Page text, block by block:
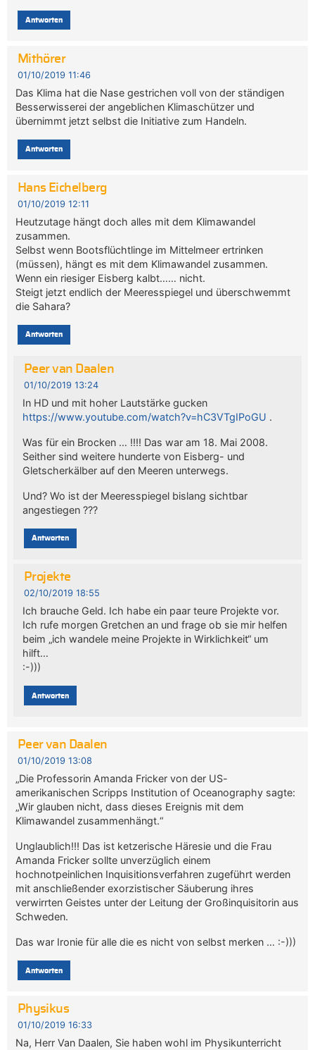
Antworten
Mithörer
01/10/2019 11:46
Das Klima hat die Nase gestrichen voll von der ständigen
Besserwisserei der angeblichen Klimaschützer und
übernimmt jetzt selbst die Initiative zum Handeln.
Antworten
Hans Eichelberg
01/10/2019 12:11
Heutzutage hängt doch alles mit dem Klimawandel
zusammen.
Selbst wenn Bootsflüchtlinge im Mittelmeer ertrinken
(müssen), hängt es mit dem Klimawandel zusammen.
Wenn ein riesiger Eisberg kalbt…… nicht.
Steigt jetzt endlich der Meeresspiegel und überschwemmt
die Sahara?
Antworten
Peer van Daalen
01/10/2019 13:24
In HD und mit hoher Lautstärke gucken
https://www.youtube.com/watch?v=hC3VTgIPoGU .
Was für ein Brocken … !!!! Das war am 18. Mai 2008.
Seither sind weitere hunderte von Eisberg- und
Gletscherkälber auf den Meeren unterwegs.
Und? Wo ist der Meeresspiegel bislang sichtbar
angestiegen ???
Antworten
Projekte
02/10/2019 18:55
Ich brauche Geld. Ich habe ein paar teure Projekte vor.
Ich rufe morgen Gretchen an und frage ob sie mir helfen
beim „ich wandele meine Projekte in Wirklichkeit“ um
hilft…
:-)))
Antworten
Peer van Daalen
01/10/2019 13:08
„Die Professorin Amanda Fricker von der US-
amerikanischen Scripps Institution of Oceanography sagte:
„Wir glauben nicht, dass dieses Ereignis mit dem
Klimawandel zusammenhängt.“
Unglaublich!!! Das ist ketzerische Häresie und die Frau
Amanda Fricker sollte unverzüglich einem
hochnotpeinlichen Inquisitionsverfahren zugeführt werden
mit anschließender exorzistischer Säuberung ihres
verwirrten Geistes unter der Leitung der Großinquisitorin aus
Schweden.
Das war Ironie für alle die es nicht von selbst merken … :-)))
Antworten
Physikus
01/10/2019 16:33
Na, Herr Van Daalen, Sie haben wohl im Physikunterricht